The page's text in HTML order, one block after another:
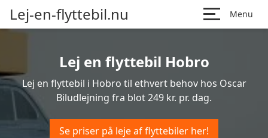
Lej-en-flyttebil.nu Menu
Lej en flyttebil Hobro
Lej en flyttebil i Hobro til ethvert behov hos Oscar
Biludlejning fra blot 249 kr. pr. dag.
Se priser på leje af flyttebiler her!